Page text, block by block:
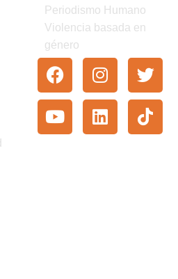
Periodismo Humano
Violencia basada en
género